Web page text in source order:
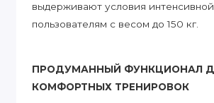
выдерживают условия
пользователям с весом до 150 кг.
ПРОДУМАННЫЙ ФУНКЦИОНАЛ
КОМФОРТНЫХ ТРЕНИРОВОК